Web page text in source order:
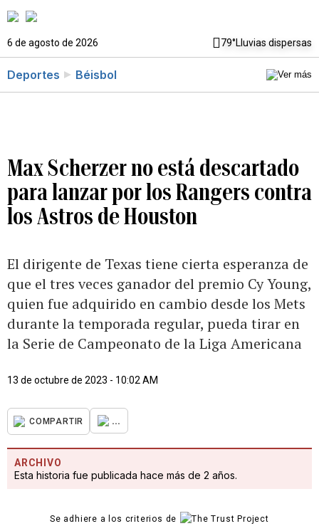
6 de agosto de 2026 79°Lluvias dispersas
Deportes Béisbol
Max Scherzer no está descartado
para lanzar por los Rangers contra
los Astros de Houston
El dirigente de Texas tiene cierta esperanza de
que el tres veces ganador del premio Cy Young,
quien fue adquirido en cambio desde los Mets
durante la temporada regular, pueda tirar en
la Serie de Campeonato de la Liga Americana
13 de octubre de 2023 - 10:02 AM
COMPARTIR ...
ARCHIVO
Esta historia fue publicada hace más de 2 años.
Se adhiere a los criterios de